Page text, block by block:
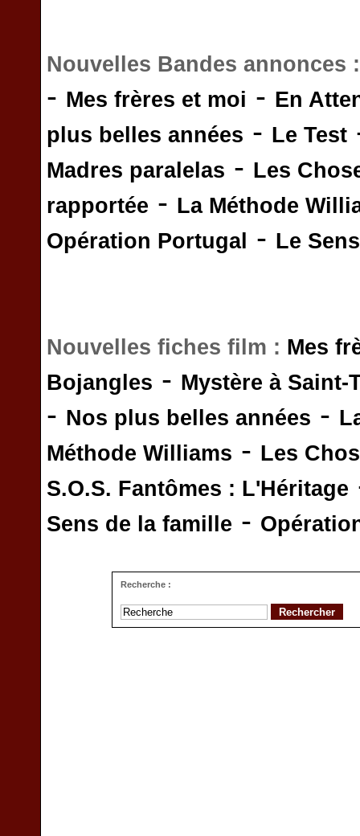
Nouvelles Bandes annonces
- Mes frères et moi - En
plus belles années - Le Test
Madres paralelas - Les
rapportée - La Méthode
Opération Portugal
- Le
Nouvelles fiches film : Mes
Bojangles - Mystère à Saint-
- Nos plus belles années -
Méthode Williams - Les
S.O.S. Fantômes : L'Héritage
Sens de la famille -
Recherche :